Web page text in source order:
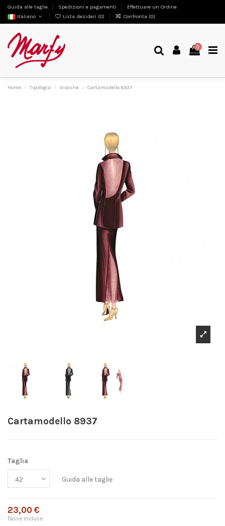
Guida alle taglie Spedizioni e pagamenti
Effettuare un Ordine
Italiano
Lista desideri (0) Confronta (0)
0
Home Tipologia Giacche Cartamodello 8937
Cartamodello 8937
Taglia
Guida alle taglie
23,00 €
Tasse incluse